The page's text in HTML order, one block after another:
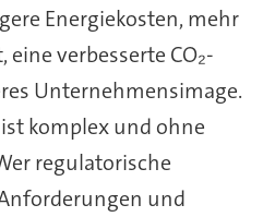
Energiekosten, mehr
verbesserte CO₂-
Unternehmensimage.
komplex und ohne
regulatorische
und